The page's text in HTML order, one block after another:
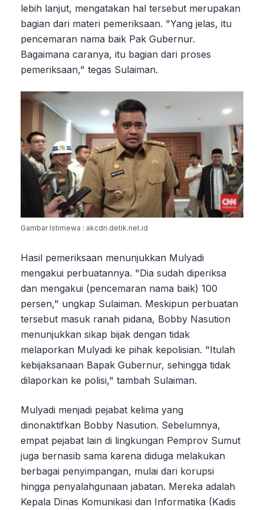
lebih lanjut, mengatakan hal tersebut merupakan
bagian dari materi pemeriksaan. "Yang jelas, itu
pencemaran nama baik Pak Gubernur.
Bagaimana caranya, itu bagian dari proses
pemeriksaan," tegas Sulaiman.
Gambar Istimewa : akcdn.detik.net.id
Hasil pemeriksaan menunjukkan Mulyadi
mengakui perbuatannya. "Dia sudah diperiksa
dan mengakui (pencemaran nama baik) 100
persen," ungkap Sulaiman. Meskipun perbuatan
tersebut masuk ranah pidana, Bobby Nasution
menunjukkan sikap bijak dengan tidak
melaporkan Mulyadi ke pihak kepolisian. "Itulah
kebijaksanaan Bapak Gubernur, sehingga tidak
dilaporkan ke polisi," tambah Sulaiman.
Mulyadi menjadi pejabat kelima yang
dinonaktifkan Bobby Nasution. Sebelumnya,
empat pejabat lain di lingkungan Pemprov Sumut
juga bernasib sama karena diduga melakukan
berbagai penyimpangan, mulai dari korupsi
hingga penyalahgunaan jabatan. Mereka adalah
Kepala Dinas Komunikasi dan Informatika (Kadis